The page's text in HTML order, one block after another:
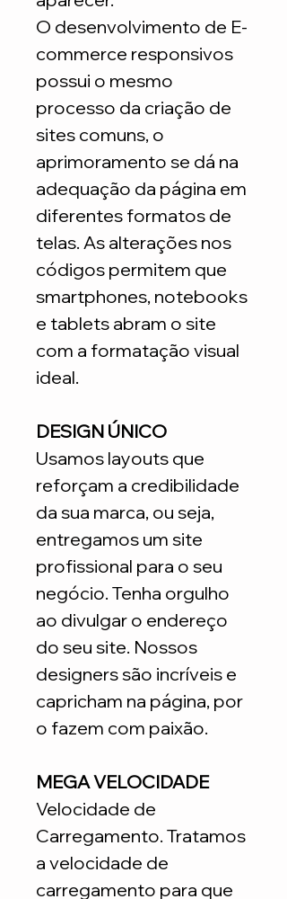
O desenvolvimento de E-
commerce responsivos
possui o mesmo
processo da criação de
sites comuns, o
aprimoramento se dá na
adequação da página em
diferentes formatos de
telas. As alterações nos
códigos permitem que
smartphones, notebooks
e tablets abram o site
com a formatação visual
ideal.
DESIGN ÚNICO
Usamos layouts que
reforçam a credibilidade
da sua marca, ou seja,
entregamos um site
profissional para o seu
negócio. Tenha orgulho
ao divulgar o endereço
do seu site. Nossos
designers são incríveis e
capricham na página, por
o fazem com paixão.
MEGA VELOCIDADE
Velocidade de
Carregamento. Tratamos
a velocidade de
carregamento para que